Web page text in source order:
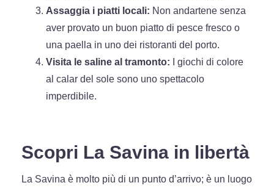
Assaggia i piatti locali: Non andartene senza
aver provato un buon piatto di pesce fresco o
una paella in uno dei ristoranti del porto.
Visita le saline al tramonto: I giochi di colore
al calar del sole sono uno spettacolo
imperdibile.
Scopri La Savina in libertà
La Savina è molto più di un punto d’arrivo; è un luogo